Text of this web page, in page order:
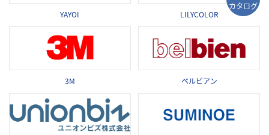
YAYOI LILYCOLOR
3M ベルビアン
カタログ